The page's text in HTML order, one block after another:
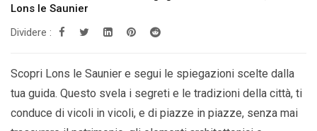
Lons le Saunier
Dividere :
Scopri Lons le Saunier e segui le spiegazioni scelte dalla
tua guida. Questo svela i segreti e le tradizioni della città, ti
conduce di vicoli in vicoli, e di piazze in piazze, senza mai